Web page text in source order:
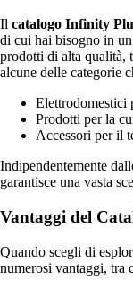
Il catalogo Infinity
di cui hai bisogno in
prodotti di alta qualità,
alcune delle categorie
Elettrodomestici
Prodotti per la
Accessori per il
Indipendentemente
garantisce una vasta
Vantaggi del
Quando scegli di
numerosi vantaggi, tra